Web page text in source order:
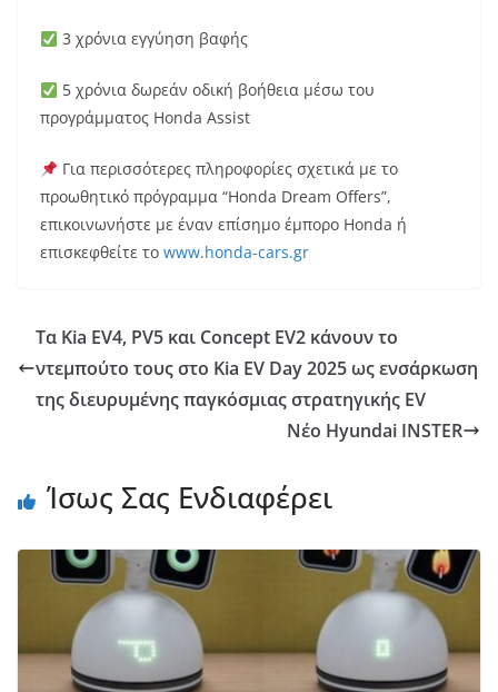
3 χρόνια εγγύηση βαφής
5 χρόνια δωρεάν οδική βοήθεια μέσω του
προγράμματος Honda Assist
Για περισσότερες πληροφορίες σχετικά με το
προωθητικό πρόγραμμα “Honda Dream Offers”,
επικοινωνήστε με έναν επίσημο έμπορο Honda ή
επισκεφθείτε το www.honda-cars.gr
Τα Kia EV4, PV5 και Concept EV2 κάνουν το
ντεμπούτο τους στο Kia EV Day 2025 ως ενσάρκωση
της διευρυμένης παγκόσμιας στρατηγικής EV
Νέο Hyundai INSTER
Ίσως Σας Ενδιαφέρει